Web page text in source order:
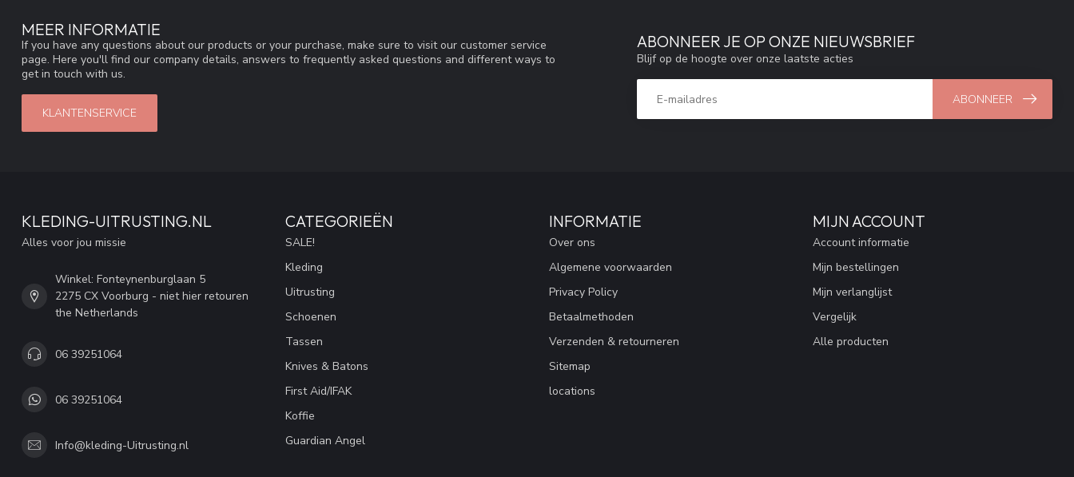
MEER INFORMATIE
If you have any questions about our products or your purchase, make sure to visit our customer service
page. Here you'll find our company details, answers to frequently asked questions and different ways to
get in touch with us.
KLANTENSERVICE
ABONNEER JE OP ONZE NIEUWSBRIEF
Blijf op de hoogte over onze laatste acties
ABONNEER
KLEDING-UITRUSTING.NL
Alles voor jou missie
Winkel: Fonteynenburglaan 5
2275 CX Voorburg - niet hier retouren
the Netherlands
06 39251064
06 39251064
Info@kleding-Uitrusting.nl
CATEGORIEËN
SALE!
Kleding
Uitrusting
Schoenen
Tassen
Knives & Batons
First Aid/IFAK
Koffie
Guardian Angel
INFORMATIE
Over ons
Algemene voorwaarden
Privacy Policy
Betaalmethoden
Verzenden & retourneren
Sitemap
locations
MIJN ACCOUNT
Account informatie
Mijn bestellingen
Mijn verlanglijst
Vergelijk
Alle producten